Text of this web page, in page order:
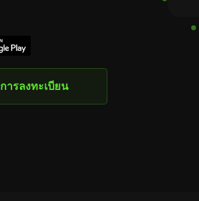
การลงทะเบียน